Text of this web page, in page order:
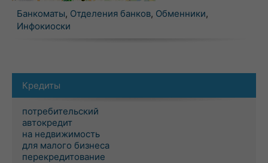
Банкоматы, Отделения банков, Обменники,
Инфокиоски
Кредиты
потребительский
автокредит
на недвижимость
для малого бизнеса
перекредитование